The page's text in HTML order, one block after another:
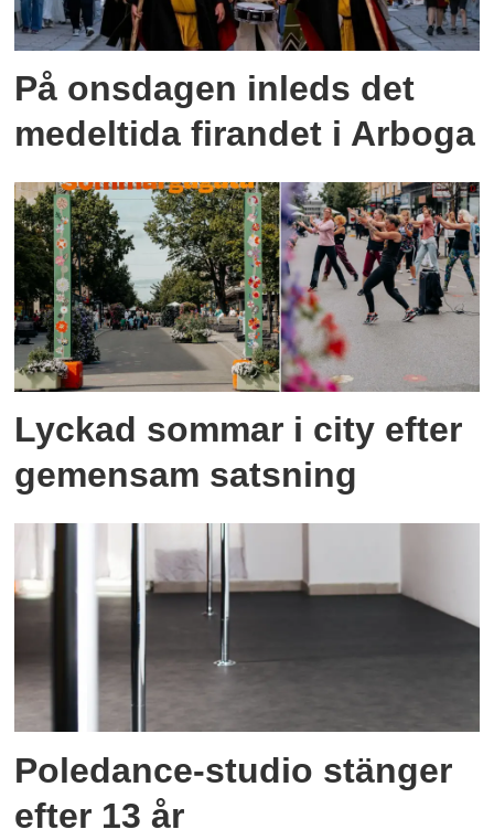
På onsdagen inleds det
medeltida firandet i Arboga
Lyckad sommar i city efter
gemensam satsning
Poledance-studio stänger
efter 13 år